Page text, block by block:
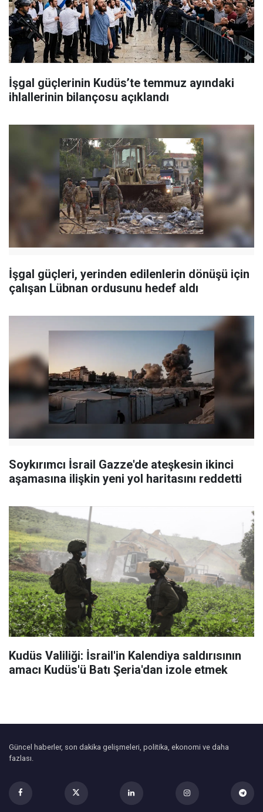
İşgal güçlerinin Kudüs’te temmuz ayındaki
ihlallerinin bilançosu açıklandı
İşgal güçleri, yerinden edilenlerin dönüşü için
çalışan Lübnan ordusunu hedef aldı
Soykırımcı İsrail Gazze'de ateşkesin ikinci
aşamasına ilişkin yeni yol haritasını reddetti
Kudüs Valiliği: İsrail'in Kalendiya saldırısının
amacı Kudüs'ü Batı Şeria'dan izole etmek
Güncel haberler, son dakika gelişmeleri, politika, ekonomi ve daha
fazlası.